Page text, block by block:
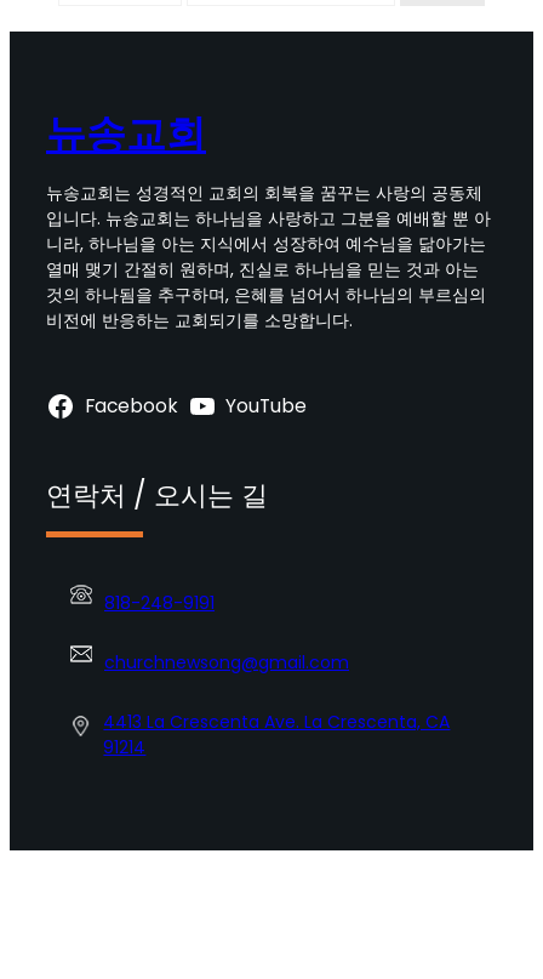
뉴송교회
뉴송교회는 성경적인 교회의 회복을 꿈꾸는 사랑의 공동체
입니다. 뉴송교회는 하나님을 사랑하고 그분을 예배할 뿐 아
니라, 하나님을 아는 지식에서 성장하여 예수님을 닮아가는
열매 맺기 간절히 원하며, 진실로 하나님을 믿는 것과 아는
것의 하나됨을 추구하며, 은혜를 넘어서 하나님의 부르심의
비전에 반응하는 교회되기를 소망합니다.
Facebook YouTube
연락처 / 오시는 길
818-248-9191
churchnewsong@gmail.com
4413 La Crescenta Ave. La Crescenta, CA
91214